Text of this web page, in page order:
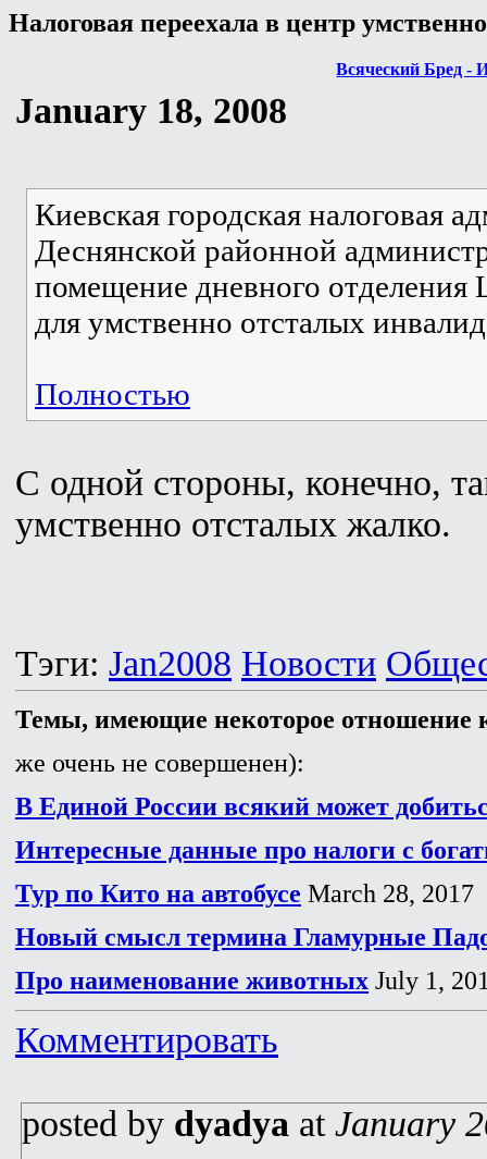
Налоговая переехала в центр
Всяческий Бред -
January 18, 2008
Киевская городская налоговая
Деснянской районной
помещение дневного отделения
для умственно отсталых
Полностью
С одной стороны, конечно,
умственно отсталых жалко.
Тэги: Jan2008 Новости
Темы, имеющие некоторое отношение
же очень не совершенен):
В Единой России всякий может
Интересные данные про налоги с
Тур по Кито на автобусе March 28, 2017
Новый смысл термина Гламурные
Про наименование животных July 1,
Комментировать
posted by dyadya at January